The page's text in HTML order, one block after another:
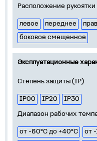
Расположение
левое переднее
боковое смещенное
Эксплуатационные
Степень защиты (IP)
IP00 IP20
IP30
Диапазон рабочих
от -60°С до +40°С
от